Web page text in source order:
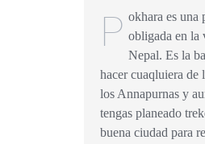
P okhara es una
obligada en la
Nepal. Es la
hacer cuaqluiera de
los Annapurnas y
tengas planeado
buena ciudad para